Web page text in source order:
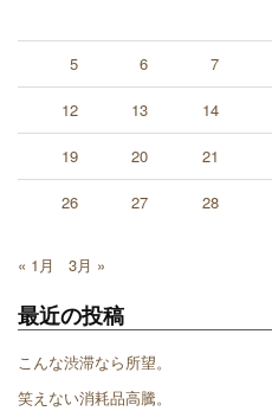
5 6 7
12 13 14
19 20 21
26 27 28
« 1月 3月 »
最近の投稿
こんな渋滞なら所望。
笑えない消耗品高騰。